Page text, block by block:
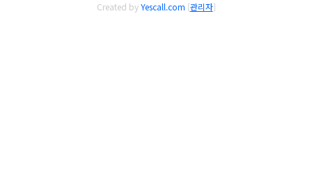
Created byYescall.com [관리자]